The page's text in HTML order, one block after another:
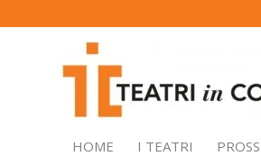
HOME I TEATRI